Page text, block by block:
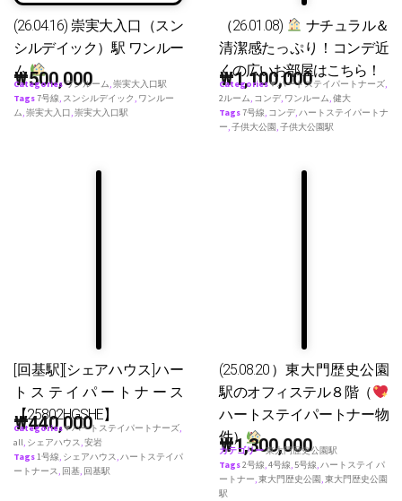
(26.04.16) 崇実大入口（スン
シルデイック）駅 ワンルー
ム
₩500,000
Categoriesワンルーム,崇実大入口駅
Tags7号線, スンシルデイック , ワンルー
ム,崇実大入口,崇実大入口駅
（26.01.08)
ナチュラル＆
清潔感たっぷり！コンデ近
くの広いお部屋はこちら！
₩1,100,000
Categories♥ ハートステイパートナーズ,
2ルーム, コンデ, ワンルーム,健大
Tags7号線, コンデ,ハートステイパートナ
ー,子供大公園 ,子供大公園駅
[回基駅][シェアハウス]ハー
トステイパートナース
【25802HGSHE】
₩440,000
Categories♥ ハートステイパートナーズ,
all, シェアハウス,安岩
Tags1号線, シェアハウス,ハートステイパ
ートナース, 回基, 回基駅
(25.08.20）東大門歴史公園
駅のオフィステル８階（
ハートステイパートナー物
件）
₩1,300,000
カテゴリー東大門歴史公園駅
Tags2号線,4号線, 5号線,ハートステイ パ
ートナー,東大門歴史公園 ,東大門歴史公園
駅